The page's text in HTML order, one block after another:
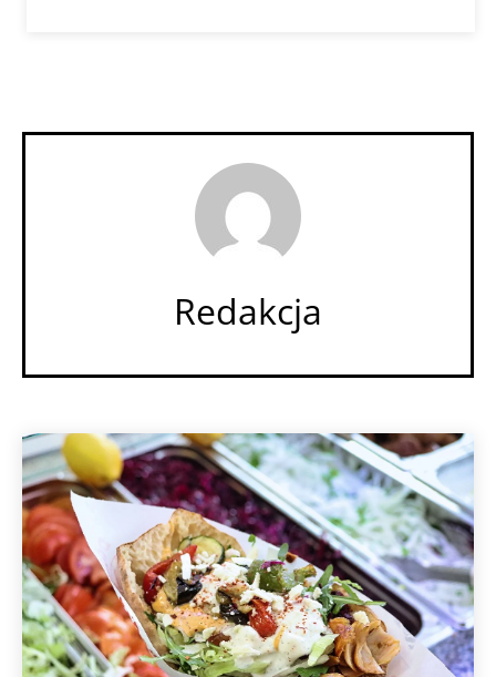
Redakcja